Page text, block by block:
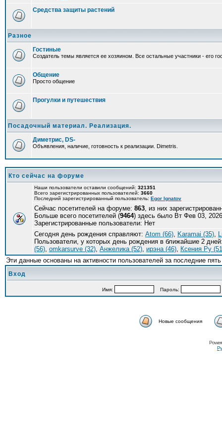
Средства защиты растений
Разное
Гостиные
Создатель темы является ее хозяином. Все остальные участники - его
Общение
Просто общение
Прогулки и путешествия
Посадочный материал. Реализация.
Диметрис, DS-
Объявления, наличие, готовность к реализации. Dimetris.
Кто сейчас на форуме
Наши пользователи оставили сообщений: 321351
Всего зарегистрированных пользователей: 3660
Последний зарегистрированный пользователь: Egor Ignatov
Сейчас посетителей на форуме: 863, из них
Больше всего посетителей (9464) здесь было Вт Фев 03,
Зарегистрированные пользователи: Нет
Сегодня день рождения справляют: Atom (66), Karamai (35),
Пользователи, у которых день рождения в ближайшие 2
(56), omkarsurve (32), Анжелика (52), ирэна (46), Ксения Ру
Эти данные основаны на активности пользователей за последние
Вход
Имя: Пароль:
Новые сообщения